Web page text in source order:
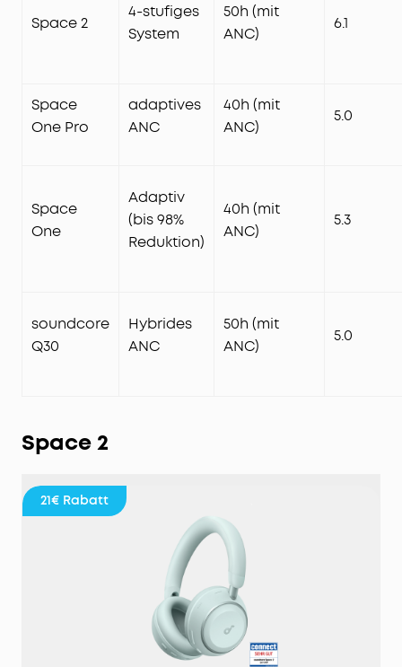
Space 2
4-stufiges
System
50h (mit
ANC)
6.1
Space
One Pro
adaptives
ANC
40h (mit
ANC)
5.0
Space
One
Adaptiv
(bis 98%
Reduktion)
40h (mit
ANC)
5.3
soundcore
Q30
Hybrides
ANC
50h (mit
ANC)
5.0
Space 2
21€ Rabatt